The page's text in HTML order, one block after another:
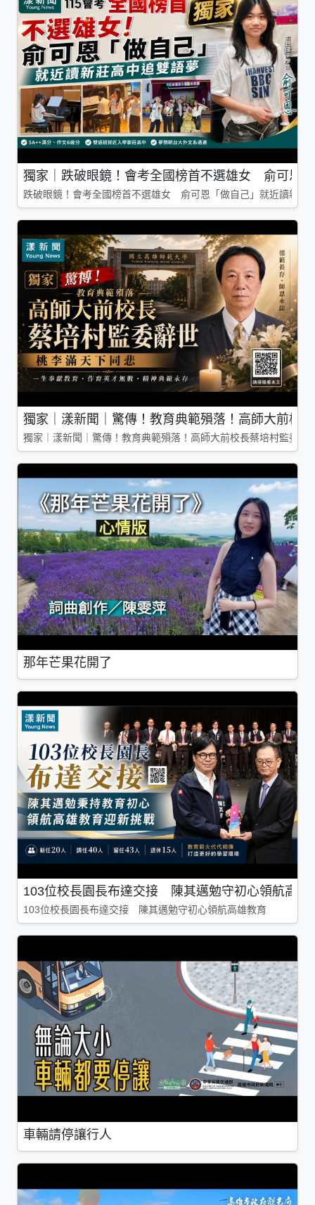
獨家｜跌破眼鏡！會考全國榜首不選雄女 俞可恩
跌破眼鏡！會考全國榜首不選雄女 俞可恩「做自己」就近讀新莊
獨家｜漾新聞｜驚傳！教育典範殞落！高師大前校
獨家｜漾新聞｜驚傳！教育典範殞落！高師大前校長蔡培村監委
那年芒果花開了
103位校長園長布達交接 陳其邁勉守初心領航高雄
103位校長園長布達交接 陳其邁勉守初心領航高雄教育
車輛請停讓行人